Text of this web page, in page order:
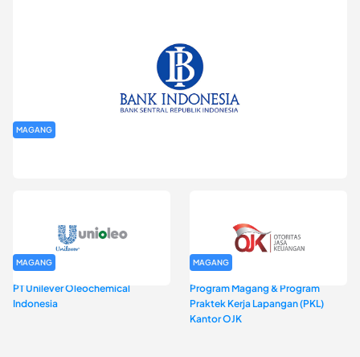
MAGANG
MAGANG
PT Unilever Oleochemical
Indonesia
MAGANG
Program Magang & Program
Praktek Kerja Lapangan (PKL)
Kantor OJK